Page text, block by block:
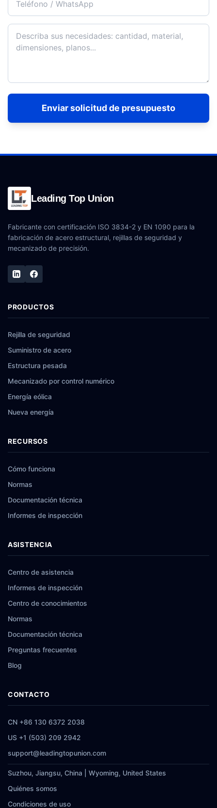
Enviar solicitud de presupuesto
Leading Top Union
Fabricante con certificación ISO 3834-2 y EN 1090 para la
fabricación de acero estructural, rejillas de seguridad y
mecanizado de precisión.
PRODUCTOS
Rejilla de seguridad
Suministro de acero
Estructura pesada
Mecanizado por control numérico
Energía eólica
Nueva energía
RECURSOS
Cómo funciona
Normas
Documentación técnica
Informes de inspección
ASISTENCIA
Centro de asistencia
Informes de inspección
Centro de conocimientos
Normas
Documentación técnica
Preguntas frecuentes
Blog
CONTACTO
CN +86 130 6372 2038
US +1 (503) 209 2942
support@leadingtopunion.com
Suzhou, Jiangsu, China | Wyoming, United States
Quiénes somos
Condiciones de uso